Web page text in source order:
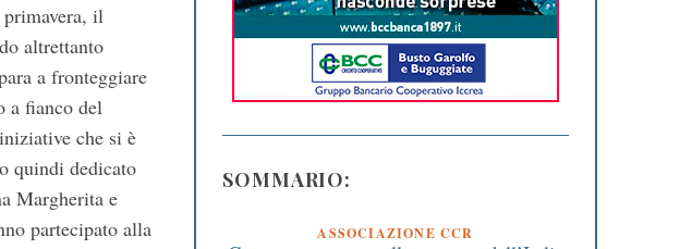
il
altrettanto
a fronteggiare
a fianco del
che si è
quindi dedicato
Margherita e
partecipato alla
SOMMARIO:
ASSOCIAZIONE CCR